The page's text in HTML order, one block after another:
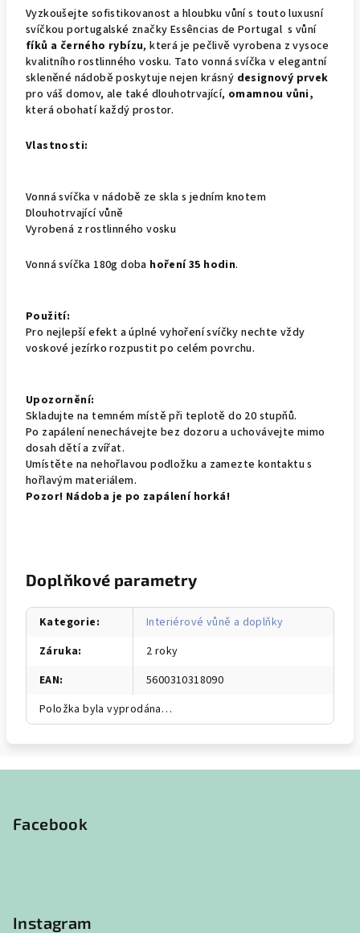
Vyzkoušejte sofistikovanost a hloubku vůní s touto luxusní
svíčkou portugalské značky Essências de Portugal s vůní
fíků a černého rybízu, která je pečlivě vyrobena z vysoce
kvalitního rostlinného vosku. Tato vonná svíčka v elegantní
skleněné nádobě poskytuje nejen krásný designový prvek
pro váš domov, ale také dlouhotrvající, omamnou vůni,
která obohatí každý prostor.
Vlastnosti:
Vonná svíčka v nádobě ze skla s jedním knotem
Dlouhotrvající vůně
Vyrobená z rostlinného vosku
Vonná svíčka 180g doba hoření 35 hodin.
Použití:
Pro nejlepší efekt a úplné vyhoření svíčky nechte vždy
voskové jezírko rozpustit po celém povrchu.
Upozornění:
Skladujte na temném místě při teplotě do 20 stupňů.
Po zapálení nenechávejte bez dozoru a uchovávejte mimo
dosah dětí a zvířat.
Umístěte na nehořlavou podložku a zamezte kontaktu s
hořlavým materiálem.
Pozor! Nádoba je po zapálení horká!
Doplňkové parametry
Kategorie:
Interiérové vůně a doplňky
Záruka:
2 roky
EAN:
5600310318090
Položka byla vyprodána…
Facebook
Instagram